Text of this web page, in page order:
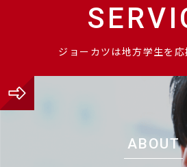
ジョーカツは地方学生を
ABOUT